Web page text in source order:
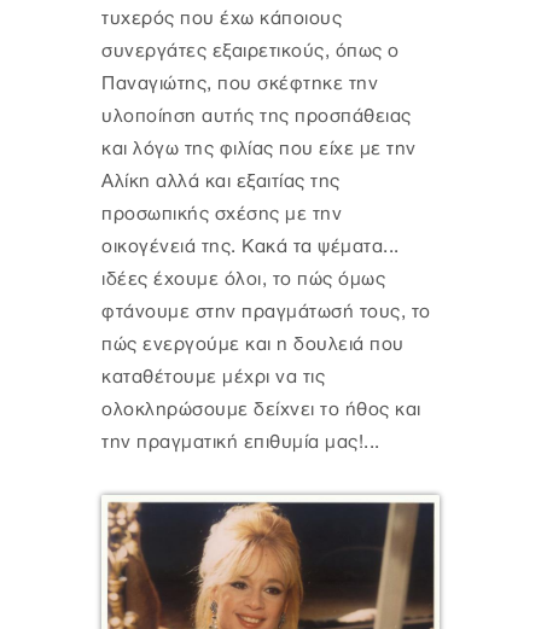
τυχερός που έχω κάποιους
συνεργάτες εξαιρετικούς, όπως ο
Παναγιώτης, που σκέφτηκε την
υλοποίηση αυτής της προσπάθειας
και λόγω της φιλίας που είχε με την
Αλίκη αλλά και εξαιτίας της
προσωπικής σχέσης με την
οικογένειά της. Κακά τα ψέματα...
ιδέες έχουμε όλοι, το πώς όμως
φτάνουμε στην πραγμάτωσή τους, το
πώς ενεργούμε και η δουλειά που
καταθέτουμε μέχρι να τις
ολοκληρώσουμε δείχνει το ήθος και
την πραγματική επιθυμία μας!...